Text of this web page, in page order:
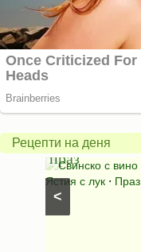
Рецепти на деня
<
Свинско
с
праз
Свинско с вино
Ястия с лук ⋅